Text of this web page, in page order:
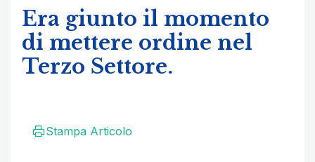
Era giunto il momento
di mettere ordine nel
Terzo Settore.
Stampa Articolo